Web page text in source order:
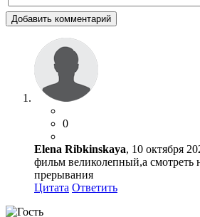
Добавить комментарий
0
Elena Ribkinskaya, 10 октября
фильм великолепный,а смотреть
прерывания
Цитата Ответить